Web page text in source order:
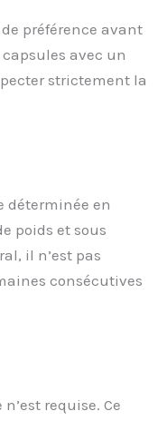
préférence avant
avec un
strictement la
déterminée en
poids et sous
il n’est pas
consécutives
requise. Ce